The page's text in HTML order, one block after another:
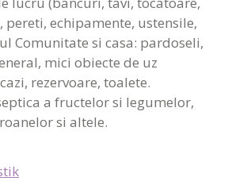
pereti, echipamente, ustensile,
Comunitate si casa: pardoseli,
mici obiecte de uz
rezervoare, toalete.
a fructelor si legumelor,
si altele.